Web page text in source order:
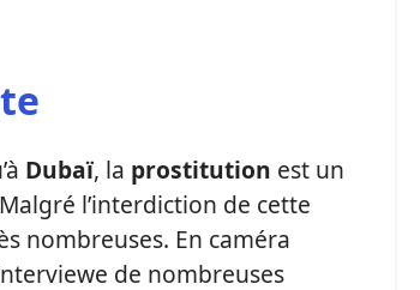
Dubaï, la prostitution est un
l’interdiction de cette
nombreuses. En caméra
de nombreuses